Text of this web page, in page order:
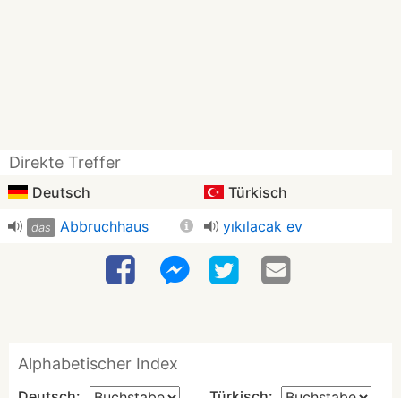
Direkte Treffer
Deutsch Türkisch
das Abbruchhaus yıkılacak ev
Alphabetischer Index